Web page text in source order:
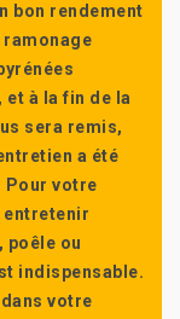
bon rendement
ramonage
à la fin de la
sera remis,
a été
Pour votre
entretenir
poêle ou
indispensable.
votre